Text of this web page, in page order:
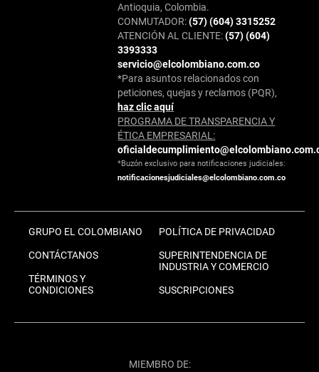
Antioquia, Colombia.
CONMUTADOR:(57) (604) 3315252
ATENCIÓN AL CLIENTE:(57) (604)
3393333
servicio@elcolombiano.com.co
*Para asuntos relacionados con
peticiones, quejas y reclamos (PQR),
haz clic aquí
PROGRAMA DE TRANSPARENCIA Y
ÉTICA EMPRESARIAL:
*Buzón exclusivo para notificaciones judiciales:
notificacionesjudiciales@elcolombiano.com.co
GRUPO EL COLOMBIANO
CONTÁCTANOS
TÉRMINOS Y
CONDICIONES
POLÍTICA DE PRIVACIDAD
SUPERINTENDENCIA DE
INDUSTRIA Y COMERCIO
SUSCRIPCIONES
MIEMBRO DE: